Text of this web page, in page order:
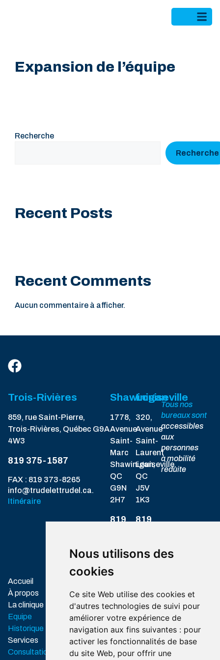
Nous utilisons des
cookies
Ce site Web utilise des cookies et
d'autres technologies de suivi pour
améliorer votre expérience de
navigation aux fins suivantes : pour
activer les fonctionnalités de base
du site Web, pour offrir une
Expansion de l’équipe
Recherche
Recherche
Recent Posts
Recent Comments
Aucun commentaire à afficher.
Trois-Rivières
859, rue Saint-Pierre,
Trois-Rivières, Québec G9A
4W3
819 375-1587
FAX : 819 373-8265
info@trudelettrudel.ca.
Itinéraire
Shawinigan
1778,
Avenue
Saint-
Marc
Shawinigan,
QC
G9N
2H7
819
Itinéraire
Louiseville
320,
Avenue
Saint-
Laurent
Louiseville,
QC
J5V
1K3
819
Itinéraire
Tous nos
bureaux sont
accessibles
aux
personnes
à mobilité
réduite
Accueil
À propos
La clinique
Equipe
Historique
Services
Consultation
professionnelles
Ordre des
audioprothésistes
du Québec
Association
des audioprothésistes du
Québec